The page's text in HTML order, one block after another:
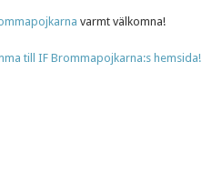
varmt välkomna!
till IF Brommapojkarna:s hemsida!